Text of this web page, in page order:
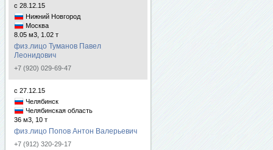
с 28.12.15
Нижний Новгород
Москва
8.05 м3, 1.02 т
физ.лицо Туманов Павел
Леонидович
+7 (920) 029-69-47
с 27.12.15
Челябинск
Челябинская область
36 м3, 10 т
физ.лицо Попов Антон Валерьевич
+7 (912) 320-29-17